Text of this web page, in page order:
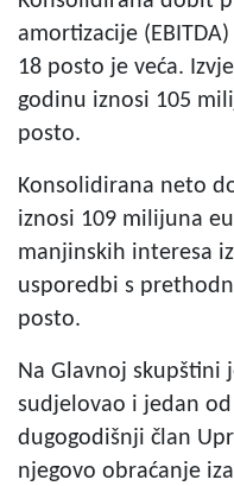
amortizacije
18 posto je veća.
godinu iznosi 105
posto.
Konsolidirana neto
iznosi 109 milijuna
manjinskih interesa
usporedbi s
posto.
Na Glavnoj skupštini
sudjelovao i jedan
dugogodišnji član
njegovo obraćanje